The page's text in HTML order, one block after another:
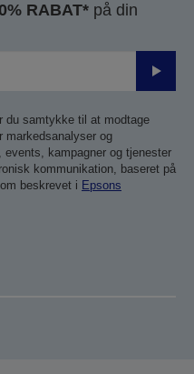
RABAT* på din
Send
du samtykke til at modtage
markedsanalyser og
events, kampagner og tjenester
kommunikation, baseret på
beskrevet i Epsons